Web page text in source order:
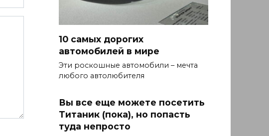
10 самых дорогих
автомобилей в мире
Эти роскошные автомобили – мечта
любого автолюбителя
Вы все еще можете посетить
Титаник (пока), но попасть
туда непросто